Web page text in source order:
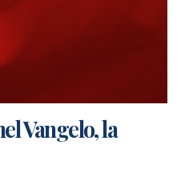
Vangelo, la